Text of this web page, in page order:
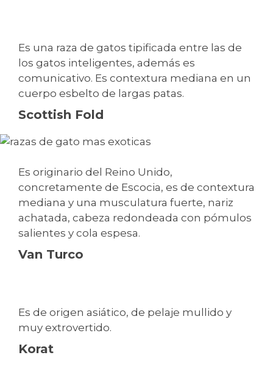
Es una raza de gatos tipificada entre las de
los gatos inteligentes, además es
comunicativo. Es contextura mediana en un
cuerpo esbelto de largas patas.
Scottish Fold
Es originario del Reino Unido,
concretamente de Escocia, es de contextura
mediana y una musculatura fuerte, nariz
achatada, cabeza redondeada con pómulos
salientes y cola espesa.
Van Turco
Es de origen asiático, de pelaje mullido y
muy extrovertido.
Korat